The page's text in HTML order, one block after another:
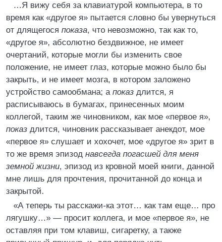
…Я вижу себя за клавиатурой компьютера, в то
время как «другое я» пытается словно бы увернуться
от длящегося показа, что невозможно, так как то,
«другое я», абсолютно бездвижное, не имеет
очертаний, которые могли бы изменить свое
положение, не имеет глаз, которые можно было бы
закрыть, и не имеет мозга, в котором заложено
устройство самообмана; а показ длится, я
расписываюсь в бумагах, принесенных моим
коллегой, таким же чиновником, как мое «первое я»,
показ длится, чиновник рассказывает анекдот, мое
«первое я» слушает и хохочет, мое «другое я» зрит в
то же время эпизод навсегда погасшей для меня
земной жизни, эпизод из кровной моей книги, данной
мне лишь для прочтения, прочитанной до конца и
закрытой.
«А теперь ты расскажи-ка этот… как там еще… про
лягушку…» — просит коллега, и мое «первое я», не
оставляя при том клавиш, сигаретку, а также